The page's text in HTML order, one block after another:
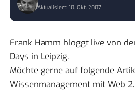
Aktualisiert: 10. Okt. 2007
Frank Hamm bloggt live von
Days in Leipzig.
Möchte gerne auf folgende
Wissenmanagement mit Web